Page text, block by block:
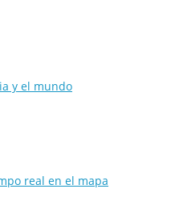
y el mundo
real en el mapa